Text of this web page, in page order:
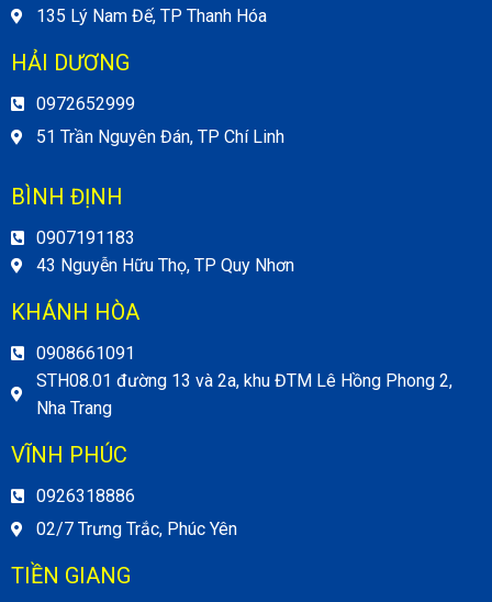
135 Lý Nam Đế, TP Thanh Hóa
HẢI DƯƠNG
0972652999
51 Trần Nguyên Đán, TP Chí Linh
BÌNH ĐỊNH
0907191183
43 Nguyễn Hữu Thọ, TP Quy Nhơn
KHÁNH HÒA
0908661091
STH08.01 đường 13 và 2a, khu ĐTM Lê Hồng Phong 2,
Nha Trang
VĨNH PHÚC
0926318886
02/7 Trưng Trắc, Phúc Yên
TIỀN GIANG